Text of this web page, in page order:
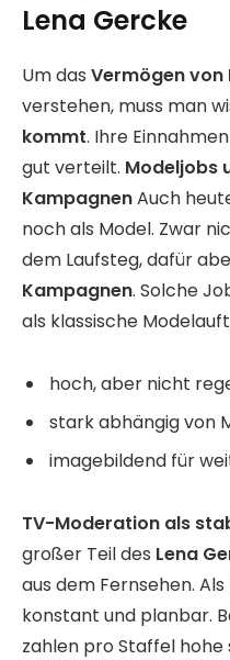
Lena Gercke
Um das Vermögen von
verstehen, muss man
kommt. Ihre
gut verteilt. Modeljobs
KampagnenAuch
noch als Model. Zwar
dem Laufsteg, dafür
Kampagnen. Solche
als klassische
hoch, aber nicht
stark abhängig von
imagebildend für
TV-Moderation als
großer Teil des Lena
aus dem Fernsehen.
konstant und planbar.
zahlen pro Staffel hohe